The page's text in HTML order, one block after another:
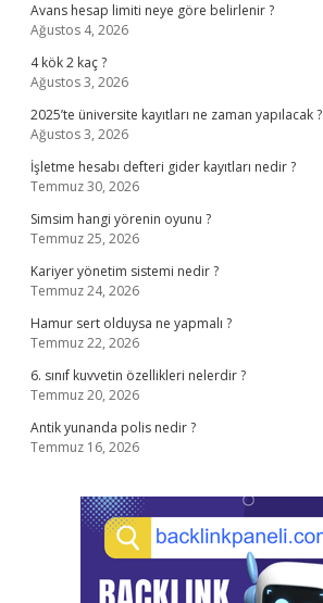
Avans hesap limiti neye göre belirlenir ?
Ağustos 4, 2026
4 kök 2 kaç ?
Ağustos 3, 2026
2025’te üniversite kayıtları ne zaman yapılacak ?
Ağustos 3, 2026
İşletme hesabı defteri gider kayıtları nedir ?
Temmuz 30, 2026
Simsim hangi yörenin oyunu ?
Temmuz 25, 2026
Kariyer yönetim sistemi nedir ?
Temmuz 24, 2026
Hamur sert olduysa ne yapmalı ?
Temmuz 22, 2026
6. sınıf kuvvetin özellikleri nelerdir ?
Temmuz 20, 2026
Antik yunanda polis nedir ?
Temmuz 16, 2026